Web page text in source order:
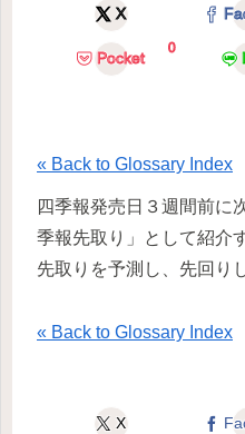
X
Pocket
0
« Back to Glossary Index
四季報発売日３週間前に
季報先取り」として紹介
先取りを予測し、先回り
« Back to Glossary Index
X